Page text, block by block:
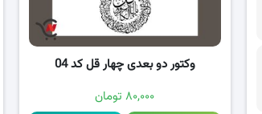
وکتور دو بعدی چهار قل کد 04
۸۰,۰۰۰ تومان